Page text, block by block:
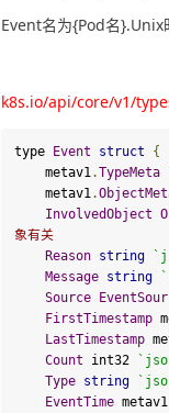
Event名为{Pod名
k8s.io/api/core/v1/
type Event struct
{
    metav1
.TypeMeta
    metav1
.
InvolvedObject
象有关
Reason string `
Message string `
Source
FirstTimestamp
LastTimestamp
Count int32 `
Type string `
EventTime metav1